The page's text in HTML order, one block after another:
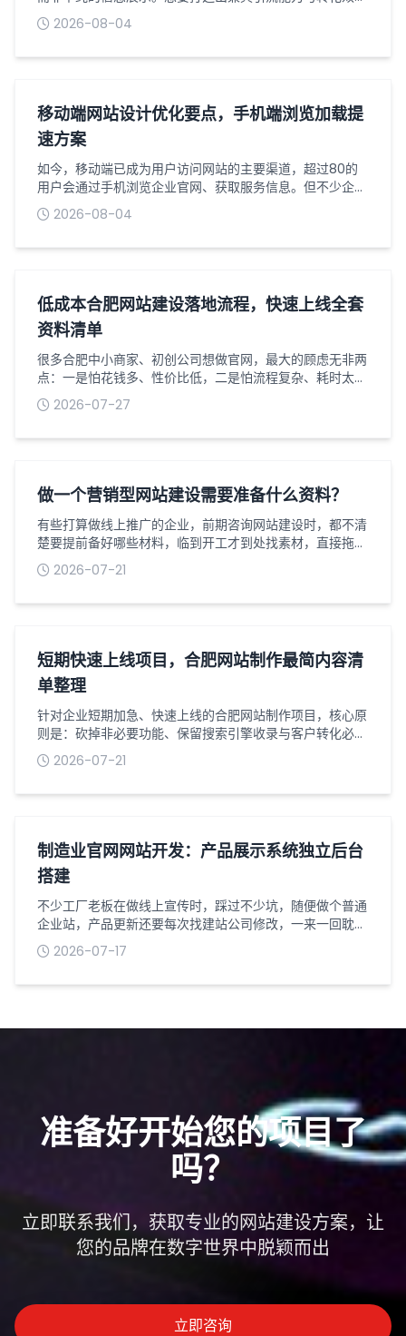
的营销型网站，离不开一套标准化、精细化的定制流程。从
前期需求梳理到最终上线交付，每个环节都环环相扣，直接
步，也是最关键的一步，核心是摸清企业的...
2026-08-04
移动端网站设计优化要点，手机端浏览加载提
速方案
如今，移动端已成为用户访问网站的主要渠道，超过80的
用户会通过手机浏览企业官网、获取服务信息。但不少企业
的移动端网站存在排版混乱、加载缓慢、交互不畅等问题，
导致访客流失率居高不下。做好移动端网站设计优化，同时
最忌讳直接照搬端页面进行缩放，需采用...
2026-08-04
低成本合肥网站建设落地流程，快速上线全套
资料清单
很多合肥中小商家、初创公司想做官网，最大的顾虑无非两
点：一是怕花钱多、性价比低，二是怕流程复杂、耗时太
久，折腾一两个月还没法正常上线。其实对于普通企业展
示、产品宣传、基础获客类网站，根本不用搞复杂的定制开
案，全程无冗余步骤、无隐形消费，新手也能直...
2026-07-27
做一个营销型网站建设需要准备什么资料？
有些打算做线上推广的企业，前期咨询网站建设时，都不清
楚要提前备好哪些材料，临到开工才到处找素材，直接拖慢
整个网站制作周期，还容易反复修改耽误上线进度。营销型
网站和普通展示站不一样，核心目的是引流获客，前期资料
清晰照片、法人身份证正反面，要是公司...
2026-07-21
短期快速上线项目，合肥网站制作最简内容清
单整理
针对企业短期加急、快速上线的合肥网站制作项目，核心原
则是：砍掉非必要功能、保留搜索引擎收录与客户转化必备
内容、页面结构极简、资料零冗余。避免因内容繁杂、资料
迟迟不齐导致工期延期，同时保证网站合规可上线、可收
站基础必备资料（上线硬性要求，缺一不可...
2026-07-21
制造业官网网站开发：产品展示系统独立后台
搭建
不少工厂老板在做线上宣传时，踩过不少坑，随便做个普通
企业站，产品更新还要每次找建站公司修改，一来一回耽误
好几天，客户想看新款设备根本看不到。做制造业官网网站
开发，产品展示系统一定要搭配独立后台，自己就能随时操
为工厂定制的独立产品后台，权限完全掌握...
2026-07-17
准备好开始您的项目了
吗？
立即联系我们，获取专业的网站建设方案，让
您的品牌在数字世界中脱颖而出
立即咨询